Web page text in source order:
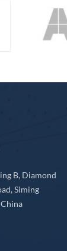
B, Diamond
Siming